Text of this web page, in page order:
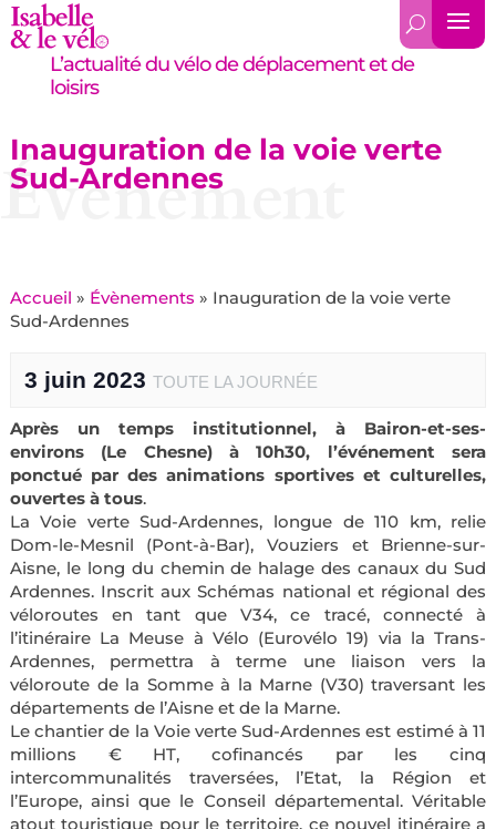
L’actualité du vélo de déplacement et de
loisirs
Inauguration de la voie verte
Sud-Ardennes
Évènement
Accueil » Évènements » Inauguration de la voie verte
Sud-Ardennes
3 juin 2023 TOUTE LA JOURNÉE
Après un temps institutionnel, à Bairon-et-ses-
environs (Le Chesne) à 10h30, l’événement sera
ponctué par des animations sportives et culturelles,
ouvertes à tous.
La Voie verte Sud-Ardennes, longue de 110 km, relie
Dom-le-Mesnil (Pont-à-Bar), Vouziers et Brienne-sur-
Aisne, le long du chemin de halage des canaux du Sud
Ardennes. Inscrit aux Schémas national et régional des
véloroutes en tant que V34, ce tracé, connecté à
l’itinéraire La Meuse à Vélo (Eurovélo 19) via la Trans-
Ardennes, permettra à terme une liaison vers la
véloroute de la Somme à la Marne (V30) traversant les
départements de l’Aisne et de la Marne.
Le chantier de la Voie verte Sud-Ardennes est estimé à 11
millions € HT, cofinancés par les cinq
intercommunalités traversées, l’Etat, la Région et
l’Europe, ainsi que le Conseil départemental. Véritable
atout touristique pour le territoire, ce nouvel itinéraire a